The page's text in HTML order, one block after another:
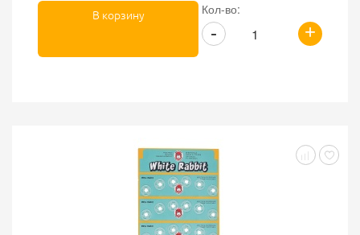
Кол-во:
+
-
В корзину